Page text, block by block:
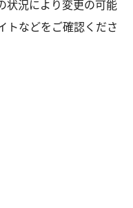
状況により変更の可能
トなどをご確認くださ